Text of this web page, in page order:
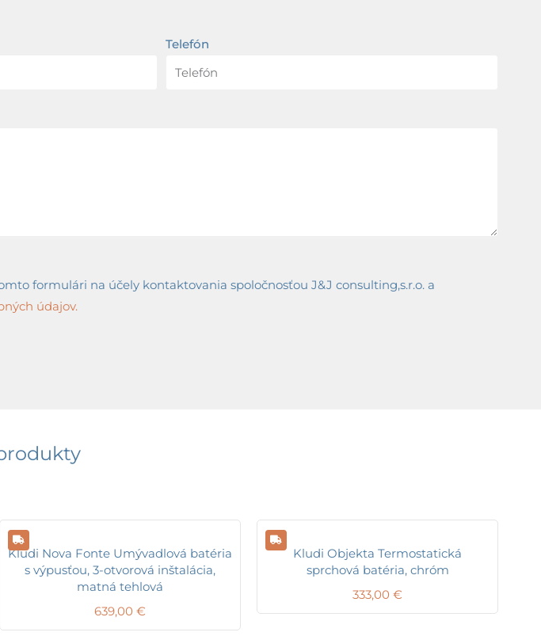
Telefón
formulári na účely kontaktovania spoločnosťou J&J consulting,s.r.o. a
údajov.
Kludi Nova Fonte Umývadlová batéria
s výpusťou, 3-otvorová inštalácia,
matná tehlová
639,00 €
Kludi Objekta Termostatická
sprchová batéria, chróm
333,00 €